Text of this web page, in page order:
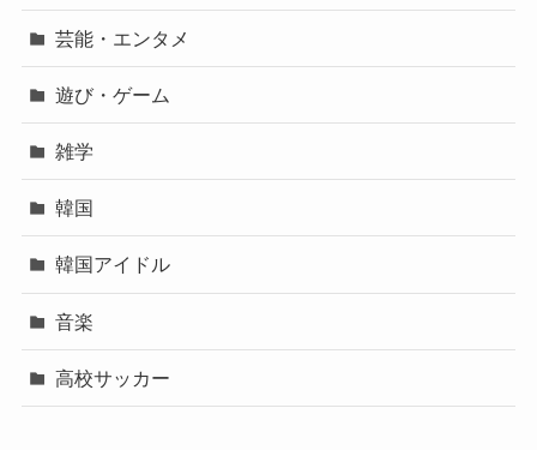
芸能・エンタメ
遊び・ゲーム
雑学
韓国
韓国アイドル
音楽
高校サッカー